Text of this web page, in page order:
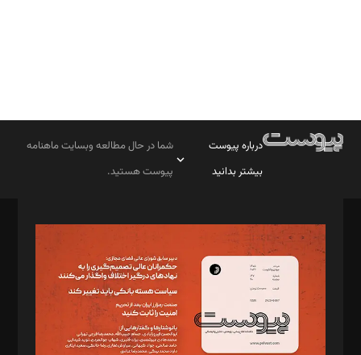
درباره پیوست
بیشتر بدانید
شما در حال مطالعه وبسایت ماهنامه
پیوست هستید.
مدیر مسئول: محمدباقر اثنی‌عشری
سردبیر: مهرک محمودی
دبیر تحریریه: میثم قاسمی
د‌بیر ناداستان: سمانه سمیع
د‌بیر خدمت و تجارت: ابوالفضل رجبی
د‌بیر حقوق فناوری: حسام‌الدین ایپکچی